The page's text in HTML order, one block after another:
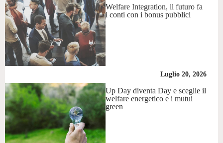
Welfare Integration, il futuro fa
i conti con i bonus pubblici
Luglio 20, 2026
Up Day diventa Day e sceglie il
welfare energetico e i mutui
green